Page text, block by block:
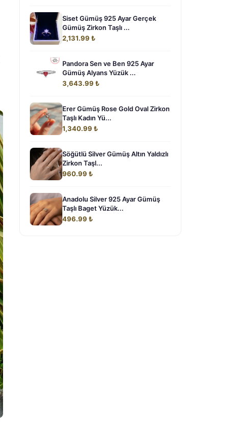
Siset Gümüş 925 Ayar Gerçek
Gümüş Zirkon Taşlı ...
2,131.99 ₺
Pandora Sen ve Ben 925 Ayar
Gümüş Alyans Yüzük ...
3,643.99 ₺
Erer Gümüş Rose Gold Oval Zirkon
Taşlı Kadın Yü...
1,340.99 ₺
Söğütlü Silver Gümüş Altın Yaldızlı
Zirkon Taşl...
960.99 ₺
Anadolu Silver 925 Ayar Gümüş
Taşlı Baget Yüzük...
496.99 ₺